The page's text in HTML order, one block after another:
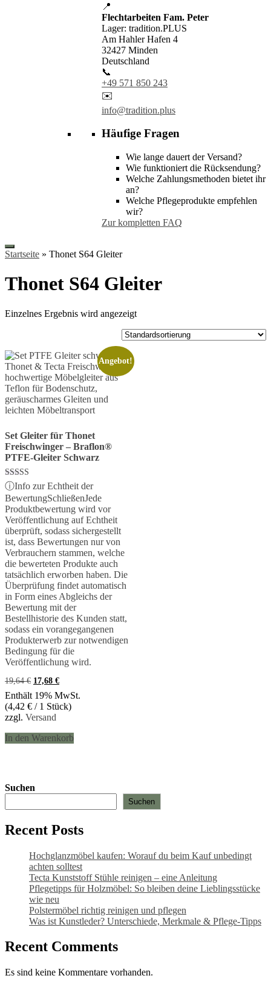
📍
Flechtarbeiten Fam. Peter
Lager: tradition.PLUS
Am Hahler Hafen 4
32427 Minden
Deutschland
📞
+49 571 850 243
✉️
info@tradition.plus
Häufige Fragen
Wie lange dauert der Versand?
Wie funktioniert die Rücksendung?
Welche Zahlungsmethoden bietet ihr
an?
Welche Pflegeprodukte empfehlen
wir?
Zur kompletten FAQ
Startseite » Thonet S64 Gleiter
Thonet S64 Gleiter
Einzelnes Ergebnis wird angezeigt
Angebot!
Set Gleiter für Thonet
Freischwinger – Braflon®
PTFE-Gleiter Schwarz
Bewertet mit
5.00
von 5
ⓘInfo zur Echtheit der
BewertungSchließenJede
Produktbewertung wird vor
Veröffentlichung auf Echtheit
überprüft, sodass sichergestellt
ist, dass Bewertungen nur von
Verbrauchern stammen, welche
die bewerteten Produkte auch
tatsächlich erworben haben. Die
Überprüfung findet automatisch
in Form eines Abgleichs der
Bewertung mit der
Bestellhistorie des Kunden statt,
sodass ein vorangegangenen
Produkterwerb zur notwendigen
Bedingung für die
Veröffentlichung wird.
19,64€ Ursprünglicher
Preis
war:
19,64 €
17,68 €Aktueller
Preis
ist:
17,68 €.
Enthält 19% MwSt.
(4,42 € / 1 Stück)
zzgl. Versand
In den Warenkorb
Suchen
Suchen
Recent Posts
Hochglanzmöbel kaufen: Worauf du beim Kauf unbedingt
achten solltest
Tecta Kunststoff Stühle reinigen – eine Anleitung
Pflegetipps für Holzmöbel: So bleiben deine Lieblingsstücke
wie neu​
Polstermöbel richtig reinigen und pflegen
Was ist Kunstleder? Unterschiede, Merkmale & Pflege-Tipps
Recent Comments
Es sind keine Kommentare vorhanden.